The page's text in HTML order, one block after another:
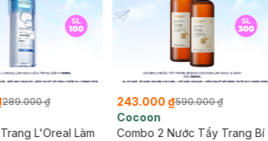
289.000 ₫
L'Oreal Làm
243.000 ₫590.000 ₫
Cocoon
Combo 2 Nước Tẩy Trang Bí